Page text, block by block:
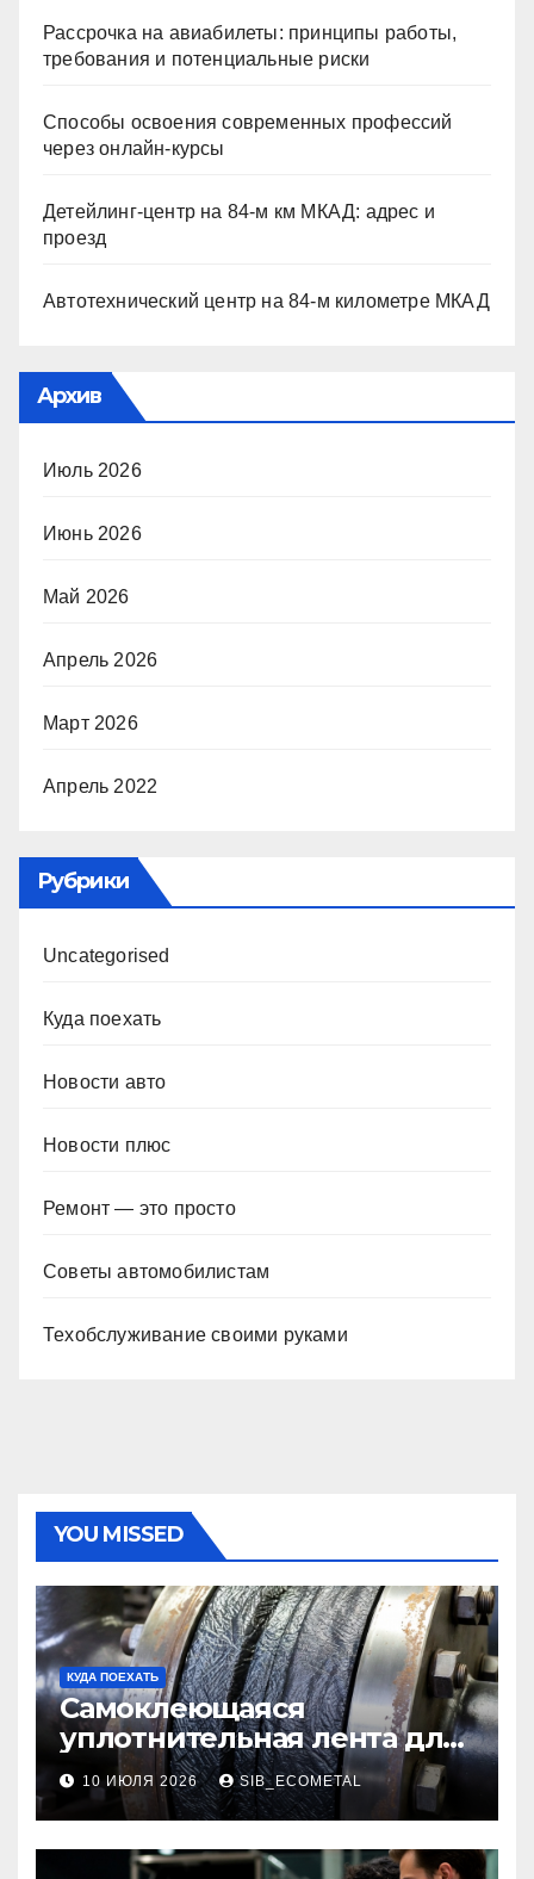
Рассрочка на авиабилеты: принципы работы,
требования и потенциальные риски
Способы освоения современных профессий
через онлайн-курсы
Детейлинг-центр на 84-м км МКАД: адрес и
проезд
Автотехнический центр на 84-м километре МКАД
Архив
Июль 2026
Июнь 2026
Май 2026
Апрель 2026
Март 2026
Апрель 2022
Рубрики
Uncategorised
Куда поехать
Новости авто
Новости плюс
Ремонт — это просто
Советы автомобилистам
Техобслуживание своими руками
YOU MISSED
КУДА ПОЕХАТЬ
Самоклеющаяся
уплотнительная лента для
огнезащиты фланцевых
соединений
10 ИЮЛЯ 2026 SIB_ECOMETAL